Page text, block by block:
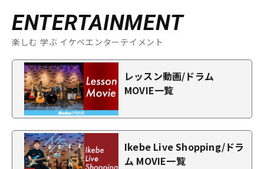
ENTERTAINMENT
楽しむ 学ぶ イケベエンターテイメント
レッスン動画/ドラム
MOVIE一覧
Ikebe Live Shopping/ドラ
ム MOVIE一覧